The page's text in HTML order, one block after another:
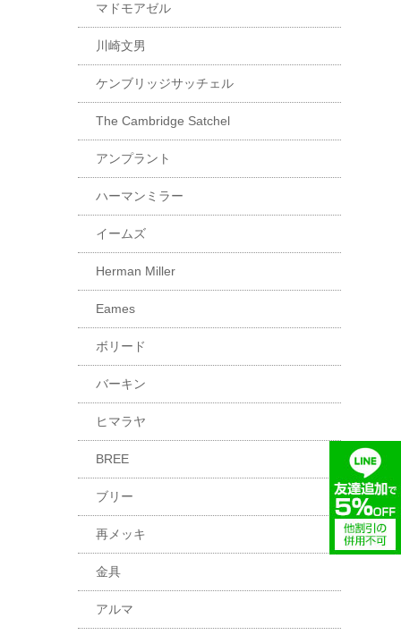
マドモアゼル
川崎文男
ケンブリッジサッチェル
The Cambridge Satchel
アンプラント
ハーマンミラー
イームズ
Herman Miller
Eames
ボリード
バーキン
ヒマラヤ
BREE
ブリー
再メッキ
金具
アルマ